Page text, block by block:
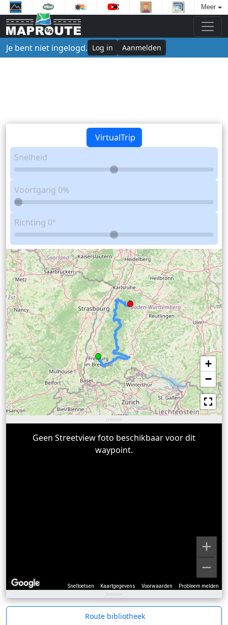
Meer
Je bent niet ingelogd. Log in Aanmelden
VirtualTrip
Snelheid
Voortgang 0%
Richting 0°
+
−
Sneltoetsen Kaartgegevens Voorwaarden Probleem melden
Geen Streetview foto beschikbaar voor dit
waypoint.
Route bibliotheek